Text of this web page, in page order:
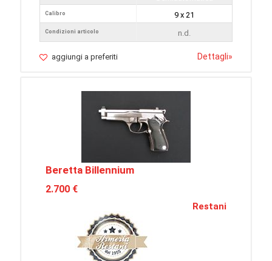
Calibro
Condizioni articolo
9 x 21
n.d.
aggiungi a preferiti Dettagli»
Beretta Billennium
2.700 €
Restani